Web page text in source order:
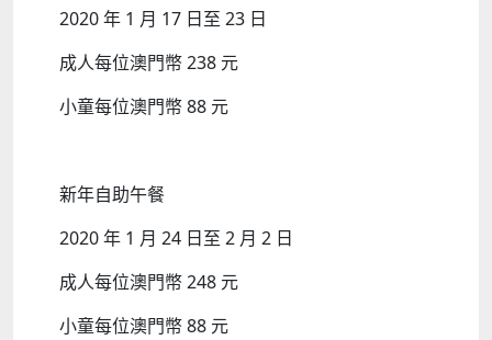
2020 年 1 月 17 日至 23 日
成人每位澳門幣 238 元
小童每位澳門幣 88 元
新年自助午餐
2020 年 1 月 24 日至 2 月 2 日
成人每位澳門幣 248 元
小童每位澳門幣 88 元